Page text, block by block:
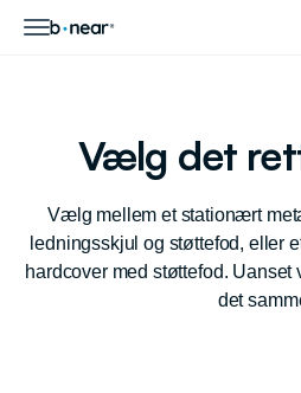
b-near webshop
Åbn navigationsmenu
Vælg det
Vælg mellem et stationært
ledningsskjul og støttefod, eller
hardcover med støttefod. Uanset
det